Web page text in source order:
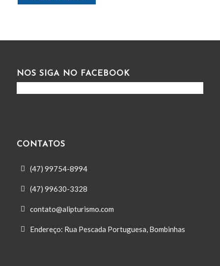
NOS SIGA NO FACEBOOK
CONTATOS
(47) 99754-8994
(47) 99630-3328
contato@alipturismo.com
Endereço: Rua Pescada Portuguesa, Bombinhas